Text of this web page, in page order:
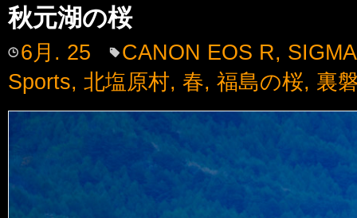
秋元湖の桜
6月. 25 CANON EOS R,
Sports, 北塩原村, 春, 福島の桜, 裏